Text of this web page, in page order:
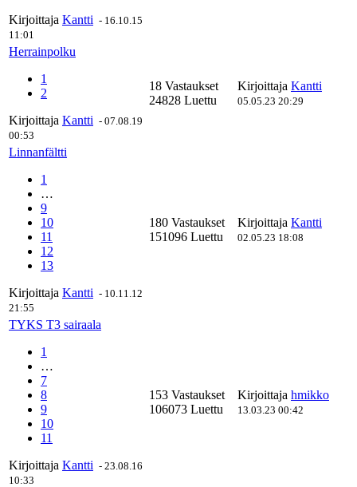
Kirjoittaja Kantti - 16.10.15
11:01
Herrainpolku
1
2
Kirjoittaja Kantti - 07.08.19
00:53
18 Vastaukset
24828 Luettu
Kirjoittaja Kantti
05.05.23 20:29
Linnanfältti
1
…
9
10
11
12
13
Kirjoittaja Kantti - 10.11.12
21:55
180 Vastaukset
151096 Luettu
Kirjoittaja Kantti
02.05.23 18:08
TYKS T3 sairaala
1
…
7
8
9
10
11
Kirjoittaja Kantti - 23.08.16
10:33
153 Vastaukset
106073 Luettu
Kirjoittaja hmikko
13.03.23 00:42